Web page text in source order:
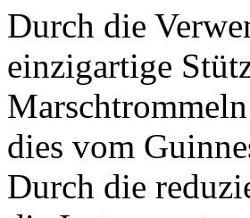
Durch die
einzigartige
dies vom
Durch die